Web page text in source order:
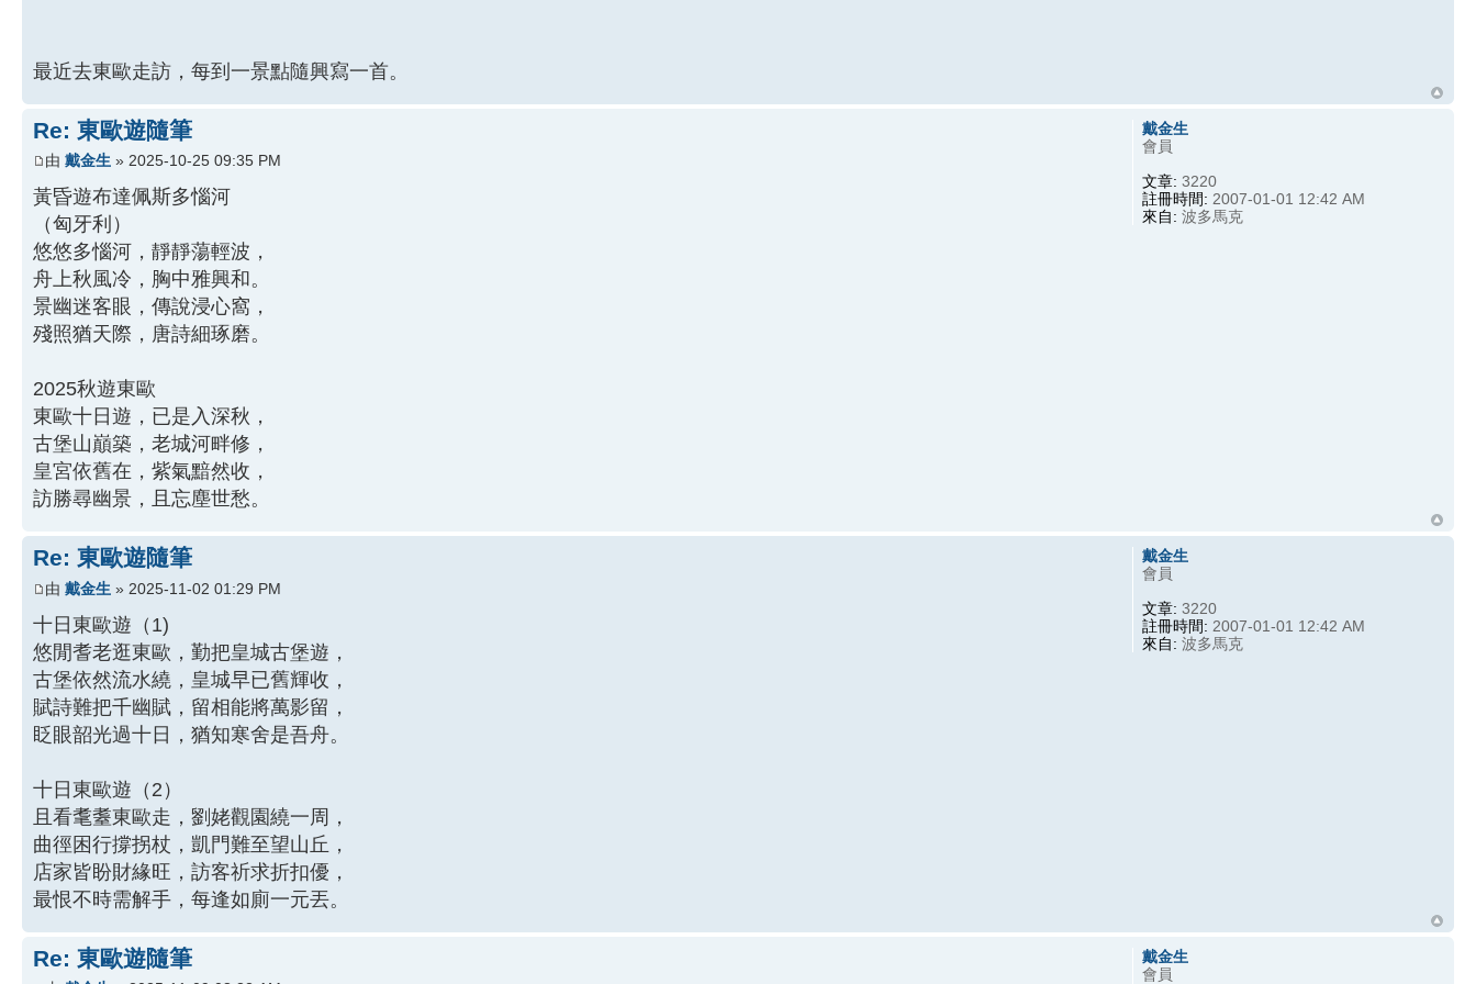
最近去東歐走訪，每到一景點隨興寫一首。
Re: 東歐遊隨筆
由 戴金生 » 2025-10-25 09:35 PM
黃昏遊布達佩斯多惱河
（匈牙利）
悠悠多惱河，靜靜蕩輕波，
舟上秋風冷，胸中雅興和。
景幽迷客眼，傳說浸心窩，
殘照猶天際，唐詩細琢磨。
2025秋遊東歐
東歐十日遊，已是入深秋，
古堡山巔築，老城河畔修，
皇宮依舊在，紫氣黯然收，
訪勝尋幽景，且忘塵世愁。
戴金生
會員
文章: 3220
註冊時間: 2007-01-01 12:42 AM
來自: 波多馬克
Re: 東歐遊隨筆
由 戴金生 » 2025-11-02 01:29 PM
十日東歐遊（1)
悠閒耆老逛東歐，勤把皇城古堡遊，
古堡依然流水繞，皇城早已舊輝收，
賦詩難把千幽賦，留相能將萬影留，
眨眼韶光過十日，猶知寒舍是吾舟。
十日東歐遊（2）
且看耄耋東歐走，劉姥觀園繞一周，
曲徑困行撐拐杖，凱門難至望山丘，
店家皆盼財緣旺，訪客祈求折扣優，
最恨不時需解手，每逢如廁一元丟。
戴金生
會員
文章: 3220
註冊時間: 2007-01-01 12:42 AM
來自: 波多馬克
Re: 東歐遊隨筆
戴金生
會員